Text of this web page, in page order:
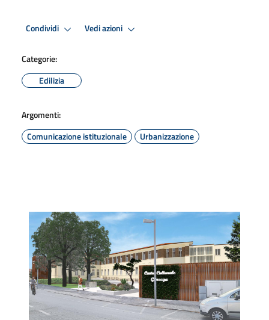
Condividi Vedi azioni
Categorie:
Edilizia
Argomenti:
Comunicazione istituzionale
Urbanizzazione